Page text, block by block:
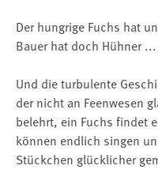
Der hungrige Fuchs hat
Bauer hat doch Hühner ...
Und die turbulente
der nicht an Feenwesen
belehrt, ein Fuchs findet
können endlich singen
Stückchen glücklicher